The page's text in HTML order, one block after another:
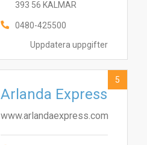
Uppdatera uppgifter
393 56 KALMAR
0480-425500
Arlanda Express
www.arlandaexpress.com
5